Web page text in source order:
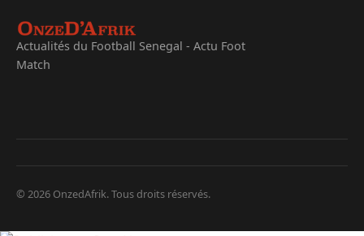
Actualités du Football Senegal - Actu Foot
Match
© 2026 OnzedAfrik. Tous droits réservés.